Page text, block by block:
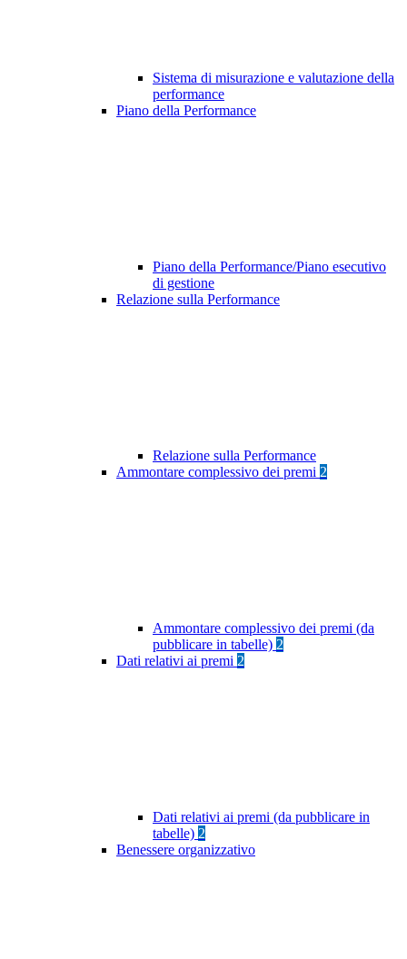
Sistema di misurazione e valutazione della
performance
Piano della Performance
Piano della Performance/Piano esecutivo
di gestione
Relazione sulla Performance
Relazione sulla Performance
Ammontare complessivo dei premi 2
Ammontare complessivo dei premi (da
pubblicare in tabelle) 2
Dati relativi ai premi 2
Dati relativi ai premi (da pubblicare in
tabelle) 2
Benessere organizzativo